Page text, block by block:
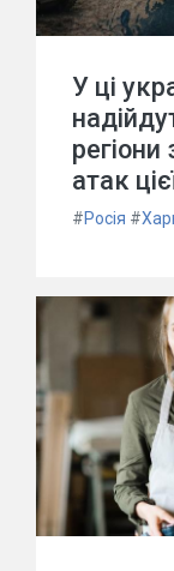
У ці
атак
#Росія #